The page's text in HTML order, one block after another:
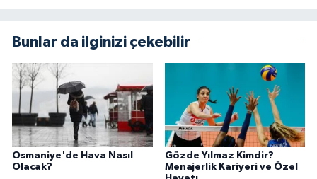
Bunlar da ilginizi çekebilir
Osmaniye'de Hava Nasıl
Olacak?
Gözde Yılmaz Kimdir?
Menajerlik Kariyeri ve Özel